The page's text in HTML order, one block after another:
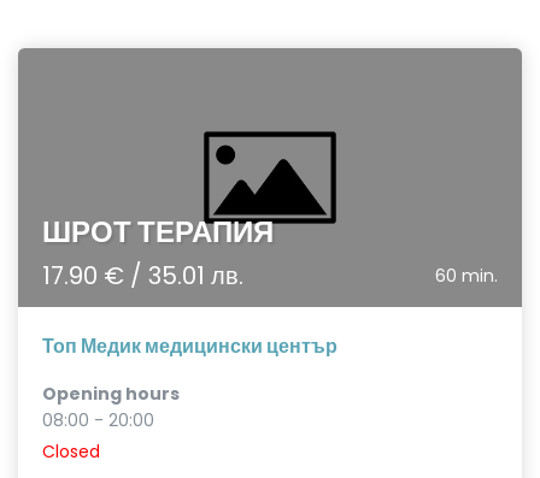
ШРОТ ТЕРАПИЯ
17.90 € / 35.01 лв. 60 min.
Топ Медик медицински център
Opening hours
08:00 - 20:00
Closed